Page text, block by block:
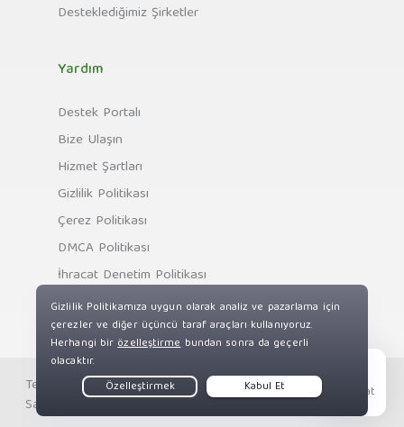
Desteklediğimiz Şirketler
Yardım
Destek Portalı
Bize Ulaşın
Hizmet Şartları
Gizlilik Politikası
Çerez Politikası
DMCA Politikası
İhracat Denetim Politikası
Telif Hakkı © Private Internet Access, Inc. Tüm Hakları
Saklıdır.
Live Chat